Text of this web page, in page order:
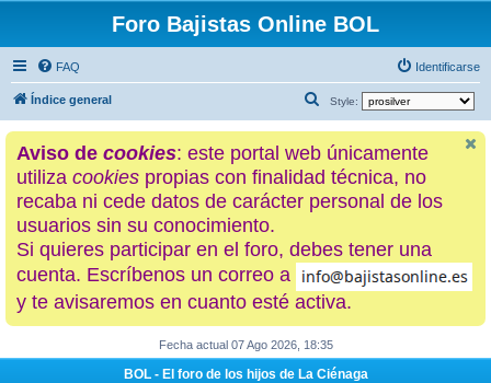
Foro Bajistas Online BOL
FAQ Identificarse
Índice general Style:
u
c
a
Aviso de cookies: este portal web únicamente
utiliza cookies propias con finalidad técnica, no
recaba ni cede datos de carácter personal de los
usuarios sin su conocimiento.
Si quieres participar en el foro, debes tener una
cuenta. Escríbenos un correo a
y te avisaremos en cuanto esté activa.
Fecha actual 07 Ago 2026, 18:35
BOL - El foro de los hijos de La Ciénaga